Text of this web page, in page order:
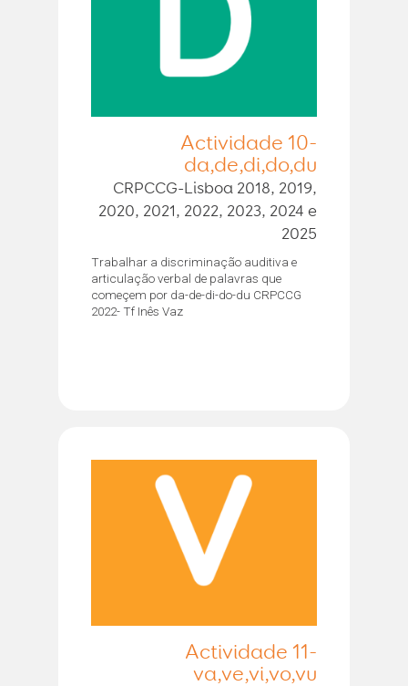
Actividade 10-
da,de,di,do,du
CRPCCG-Lisboa 2018, 2019,
2020, 2021, 2022, 2023, 2024 e
2025
Trabalhar a discriminação auditiva e
articulação verbal de palavras que
começem por da-de-di-do-du CRPCCG
2022- Tf Inês Vaz
Actividade 11-
va,ve,vi,vo,vu